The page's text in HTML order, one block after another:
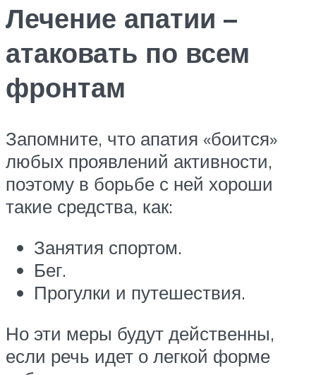
Лечение апатии –
атаковать по всем
фронтам
Запомните, что апатия «боится»
любых проявлений активности,
поэтому в борьбе с ней хороши
такие средства, как:
Занятия спортом.
Бег.
Прогулки и путешествия.
Но эти меры будут действенны,
если речь идет о легкой форме